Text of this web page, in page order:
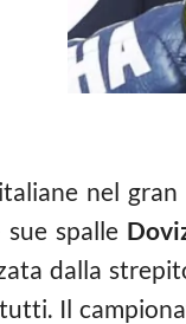
nel
sue spalle
dalla
Il